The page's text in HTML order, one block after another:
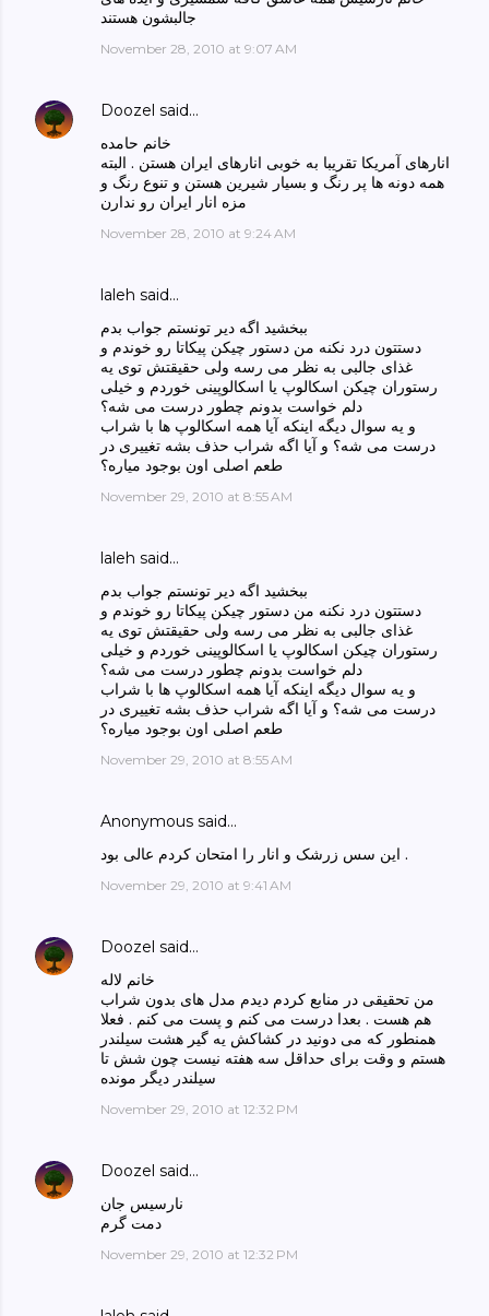
جالبشون هستند
November 28, 2010 at 9:07 AM
Doozel said…
خانم حامده
انارهای آمریکا تقریبا به خوبی انارهای ایران هستن . البته
همه دونه ها پر رنگ و بسیار شیرین هستن و تنوع رنگ و
مزه انار ایران رو ندارن
November 28, 2010 at 9:24 AM
laleh said…
ببخشید اگه دیر تونستم جواب بدم
دستتون درد نکنه من دستور چیکن پیکاتا رو خوندم و
غذای جالبی به نظر می رسه ولی حقیقتش توی یه
رستوران چیکن اسکالوپ یا اسکالوپینی خوردم و خیلی
دلم خواست بدونم چطور درست می شه؟
و یه سوال دیگه اینکه آیا همه اسکالوپ ها با شراب
درست می شه؟ و آیا اگه شراب حذف بشه تغییری در
طعم اصلی اون بوجود میاره؟
November 29, 2010 at 8:55 AM
laleh said…
ببخشید اگه دیر تونستم جواب بدم
دستتون درد نکنه من دستور چیکن پیکاتا رو خوندم و
غذای جالبی به نظر می رسه ولی حقیقتش توی یه
رستوران چیکن اسکالوپ یا اسکالوپینی خوردم و خیلی
دلم خواست بدونم چطور درست می شه؟
و یه سوال دیگه اینکه آیا همه اسکالوپ ها با شراب
درست می شه؟ و آیا اگه شراب حذف بشه تغییری در
طعم اصلی اون بوجود میاره؟
November 29, 2010 at 8:55 AM
Anonymous said…
این سس زرشک و انار را امتحان کردم عالی بود .
November 29, 2010 at 9:41 AM
Doozel said…
خانم لاله
من تحقیقی در منابع کردم دیدم مدل های بدون شراب
هم هست . بعدا درست می کنم و پست می کنم . فعلا
همنطور که می دونید در کشاکش یه گیر هشت سیلندر
هستم و وقت برای حداقل سه هفته نیست چون شش تا
سیلندر دیگر مونده
November 29, 2010 at 12:32 PM
Doozel said…
نارسیس جان
دمت گرم
November 29, 2010 at 12:32 PM